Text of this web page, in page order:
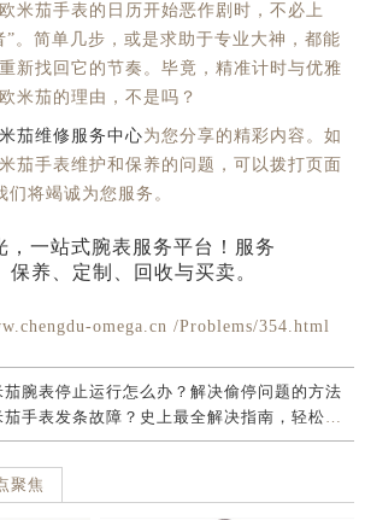
茄手表的日历开始恶作剧时，不必上
”。简单几步，或是求助于专业大神，都能
新找回它的节奏。毕竟，精准计时与优雅
米茄的理由，不是吗？
茄维修服务中心为您分享的精彩内容。如
茄手表维护和保养的问题，可以拨打页面
将竭诚为您服务。
omega.cn /Problems/354.html
茄腕表停止运行怎么办？解决偷停问题的方法
手表发条故障？史上最全解决指南，轻松上弦不是梦
聚焦